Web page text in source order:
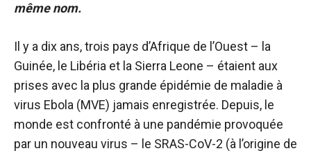
même nom.
Il y a dix ans, trois pays d’Afrique de l’Ouest – la
Guinée, le Libéria et la Sierra Leone – étaient aux
prises avec la plus grande épidémie de maladie à
virus Ebola (MVE) jamais enregistrée. Depuis, le
monde est confronté à une pandémie provoquée
par un nouveau virus – le SRAS-CoV-2 (à l’origine de